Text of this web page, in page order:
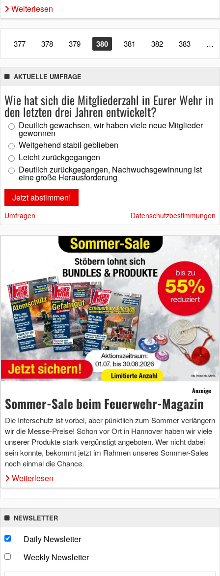
Weiterlesen
377 378 379 380 381 382 383 …
AKTUELLE UMFRAGE
Wie hat sich die Mitgliederzahl in Eurer Wehr in
den letzten drei Jahren entwickelt?
Deutlich gewachsen, wir haben viele neue Mitglieder
gewonnen
Weitgehend stabil geblieben
Leicht zurückgegangen
Deutlich zurückgegangen, Nachwuchsgewinnung ist
eine große Herausforderung
Umfragen Datenschutzbestimmungen
Anzeige
Sommer-Sale beim Feuerwehr-Magazin
Die Interschutz ist vorbei, aber pünktlich zum Sommer verlängern
wir die Messe-Preise! Schon vor Ort in Hannover haben wir viele
unserer Produkte stark vergünstigt angeboten. Wer nicht dabei
sein konnte, bekommt jetzt im Rahmen unseres Sommer-Sales
noch einmal die Chance.
Weiterlesen
NEWSLETTER
Daily Newsletter
Weekly Newsletter